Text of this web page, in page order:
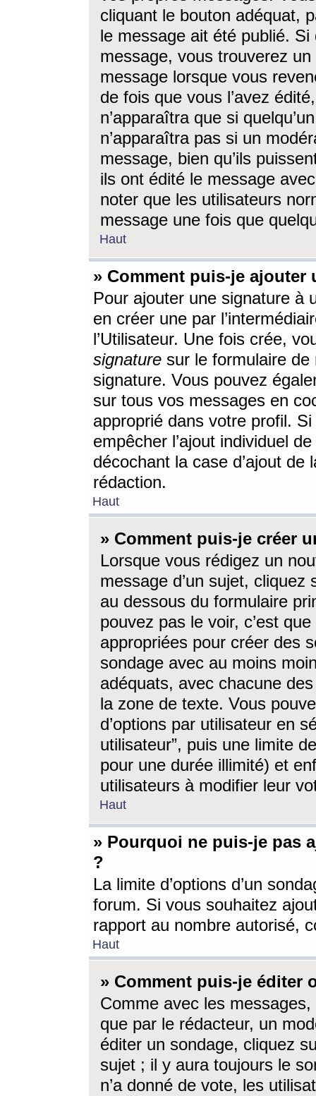
cliquant le bouton adéquat,
le message ait été publié. Si
message, vous trouverez
message lorsque vous
de fois que vous l’avez
n’apparaîtra que si
n’apparaîtra pas si un
message, bien qu’ils
ils ont édité le message
noter que les utilisateurs
message une fois que
Haut
» Comment puis-je ajouter
Pour ajouter une signature à
en créer une par
l’Utilisateur. Une fois crée,
signature sur le formulaire de
signature. Vous pouvez
sur tous vos messages en
approprié dans votre profil.
empêcher l’ajout individuel
décochant la case d’ajout
rédaction.
Haut
» Comment puis-je créer
Lorsque vous rédigez un
message d’un sujet, cliquez
au dessous du formulaire
pouvez pas le voir, c’est
appropriées pour créer des
sondage avec au moins
adéquats, avec chacune
la zone de texte. Vous
d’options par utilisateur en
utilisateur”, puis une limite
pour une durée illimité) et
utilisateurs à modifier leur
Haut
» Pourquoi ne puis-je pas
?
La limite d’options d’un
forum. Si vous souhaitez
rapport au nombre autorisé,
Haut
» Comment puis-je éditer
Comme avec les
que par le rédacteur, un
éditer un sondage, cliquez
sujet ; il y aura toujours le
n’a donné de vote, les